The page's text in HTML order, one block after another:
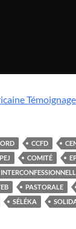
CCFD
COMITÉ
PASTORALE
SÉLÉKA